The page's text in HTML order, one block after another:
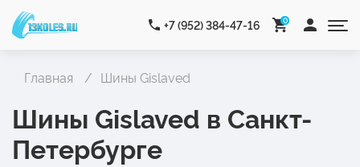
+7 (952) 384-47-16 0
Главная Шины Gislaved
Шины Gislaved в Санкт-
Петербурге